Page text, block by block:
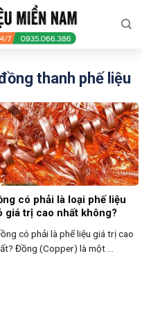
thanh phế liệu
có phải là loại phế liệu
giá trị cao nhất không?
có phải là phế liệu giá trị cao
Đồng (Copper) là một ...